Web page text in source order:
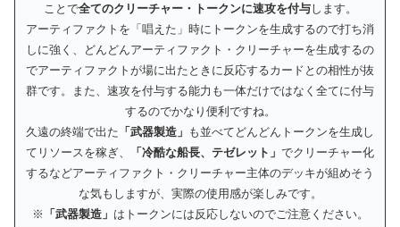
ことで全てのクリーチャー・トークンに速攻を付与します。
アーティファクトを「唱えた」時にトークンを生成するので打ち消
しに強く、どんどんアーティファクト・クリーチャーを生成するの
でアーティファクトが場に出たときに反応するカードとの相性が抜
群です。また、速攻を付与する能力も一体だけではなく全てに付与
するのでかなり便利ですね。
久遠の終端で出た 「武器製造」 も並べてどんどんトークンを生成し
てリソースを稼ぎ、
「冷酷な船長、テゼレット」 でクリーチャー化
するなどアーティファクト・クリーチャー主体のデッキが組めそう
な気もしますが、実際の使用感が楽しみです。
※ 「武器製造」 はトークンには反応しないのでご注意ください。